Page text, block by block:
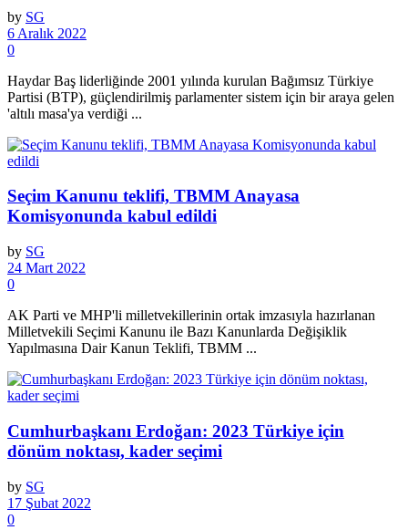
by SG
6 Aralık 2022
0
Haydar Baş liderliğinde 2001 yılında kurulan Bağımsız Türkiye
Partisi (BTP), güçlendirilmiş parlamenter sistem için bir araya gelen
'altılı masa'ya verdiği ...
Seçim Kanunu teklifi, TBMM Anayasa
Komisyonunda kabul edildi
by SG
24 Mart 2022
0
AK Parti ve MHP'li milletvekillerinin ortak imzasıyla hazırlanan
Milletvekili Seçimi Kanunu ile Bazı Kanunlarda Değişiklik
Yapılmasına Dair Kanun Teklifi, TBMM ...
Cumhurbaşkanı Erdoğan: 2023 Türkiye için
dönüm noktası, kader seçimi
by SG
17 Şubat 2022
0